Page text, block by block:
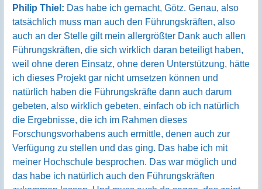
Philip Thiel: Das habe ich gemacht, Götz. Genau, also
tatsächlich muss man auch den Führungskräften, also
auch an der Stelle gilt mein allergrößter Dank auch allen
Führungskräften, die sich wirklich daran beteiligt haben,
weil ohne deren Einsatz, ohne deren Unterstützung, hätte
ich dieses Projekt gar nicht umsetzen können und
natürlich haben die Führungskräfte dann auch darum
gebeten, also wirklich gebeten, einfach ob ich natürlich
die Ergebnisse, die ich im Rahmen dieses
Forschungsvorhabens auch ermittle, denen auch zur
Verfügung zu stellen und das ging. Das habe ich mit
meiner Hochschule besprochen. Das war möglich und
das habe ich natürlich auch den Führungskräften